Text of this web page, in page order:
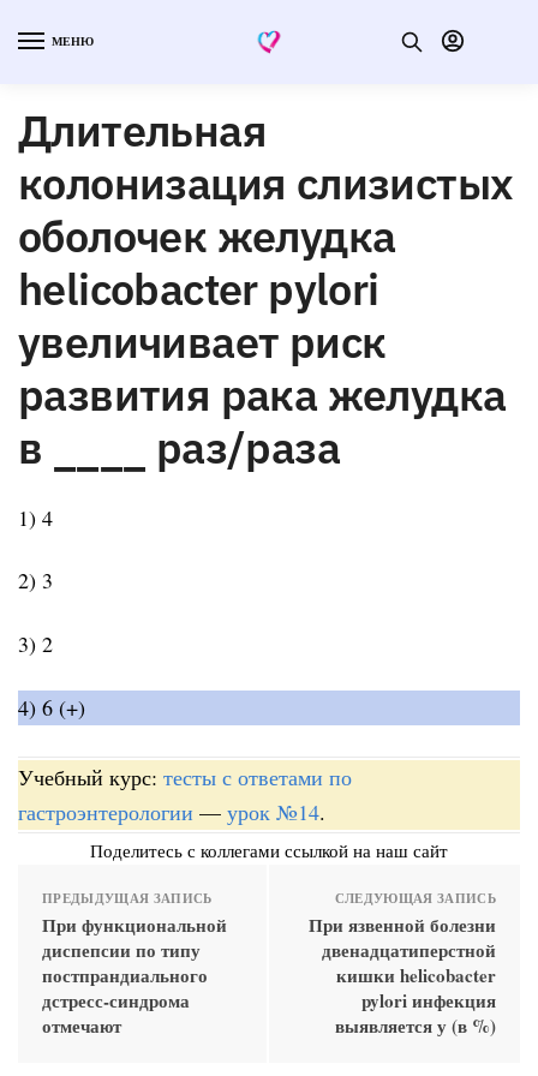
МЕНЮ
Длительная
колонизация слизистых
оболочек желудка
helicobacter pylori
увеличивает риск
развития рака желудка
в ____ раз/раза
1) 4
2) 3
3) 2
4) 6 (+)
Учебный курс: тесты с ответами по
гастроэнтерологии — урок №14.
Поделитесь с коллегами ссылкой на наш сайт
ПРЕДЫДУЩАЯ ЗАПИСЬ
При функциональной
диспепсии по типу
постпрандиального
дстресс-синдрома
отмечают
СЛЕДУЮЩАЯ ЗАПИСЬ
При язвенной болезни
двенадцатиперстной
кишки helicobacter
pylori инфекция
выявляется у (в %)